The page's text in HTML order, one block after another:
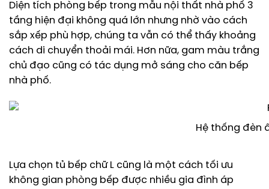
Diện tích phòng bếp trong mẫu nội thất nhà phố 3
tầng hiện đại không quá lớn nhưng nhờ vào cách
sắp xếp phù hợp, chúng ta vẫn có thể thấy khoảng
cách di chuyển thoải mái. Hơn nữa, gam màu trắng
chủ đạo cũng có tác dụng mở sáng cho căn bếp
nhà phố.
Hệ thống đèn
Lựa chọn tủ bếp chữ L cũng là một cách tối ưu
không gian phòng bếp được nhiều gia đình áp